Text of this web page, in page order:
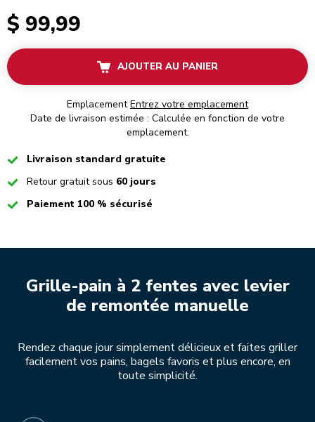
$ 99,99
AJOUTER AU PANIER
Emplacement Entrez votre emplacement
Date de livraison estimée : Calculée en fonction de votre
emplacement.
CheckedLivraison standard gratuite
CheckedRetour gratuit sous 60 jours
CheckedPaiement 100 % sécurisé
Grille-pain à 2 fentes avec levier
de remontée manuelle
Rendez chaque jour simplement délicieux et faites griller
facilement vos pains, bagels favoris et plus encore, en
toute simplicité.